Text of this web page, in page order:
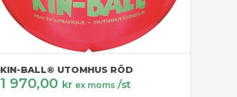
KIN-BALL® UTOMHUS RÖD
1 970,00 kr ex moms /st